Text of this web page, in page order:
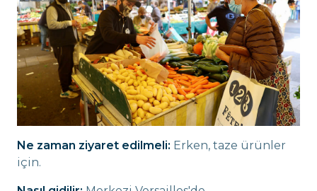
Ne zaman ziyaret edilmeli: Erken, taze ürünler
için.